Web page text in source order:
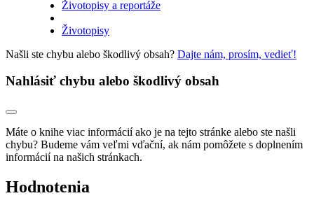
Životopisy a reportáže
Životopisy
Našli ste chybu alebo škodlivý obsah? Dajte nám, prosím, vedieť!
Nahlásiť chybu alebo škodlivý obsah
Máte o knihe viac informácií ako je na tejto stránke alebo ste našli
chybu? Budeme vám veľmi vďační, ak nám pomôžete s doplnením
informácií na našich stránkach.
Hodnotenia